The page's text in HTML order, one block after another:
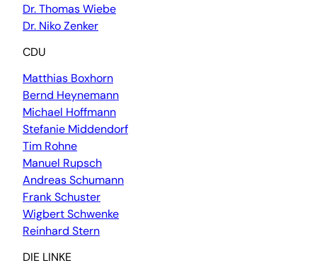
Dr. Thomas Wiebe
Dr. Niko Zenker
CDU
Matthias Boxhorn
Bernd Heynemann
Michael Hoffmann
Stefanie Middendorf
Tim Rohne
Manuel Rupsch
Andreas Schumann
Frank Schuster
Wigbert Schwenke
Reinhard Stern
DIE LINKE